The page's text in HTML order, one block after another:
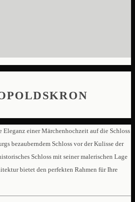
Eleganz einer Märchenhochzeit auf die Schloss
bezauberndem Schloss vor der Kulisse der
Schloss mit seiner malerischen Lage
bietet den perfekten Rahmen für Ihre